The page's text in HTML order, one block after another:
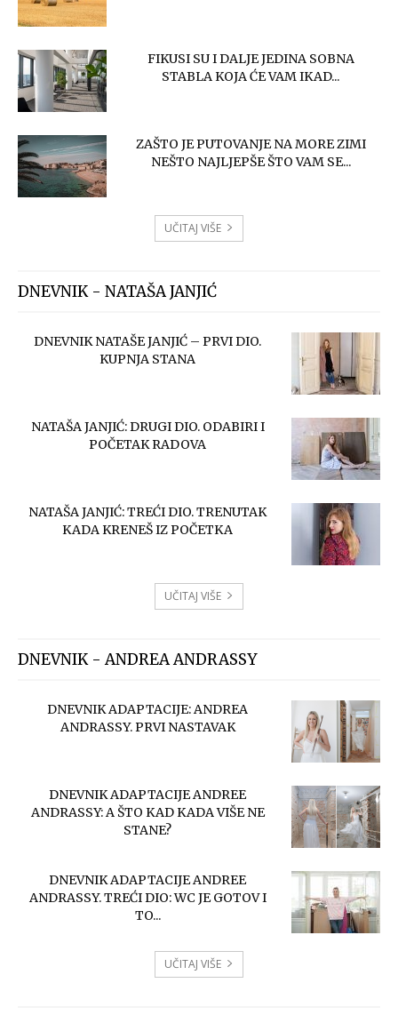
FIKUSI SU I DALJE JEDINA SOBNA
STABLA KOJA ĆE VAM IKAD...
ZAŠTO JE PUTOVANJE NA MORE ZIMI
NEŠTO NAJLJEPŠE ŠTO VAM SE...
UČITAJ VIŠE
DNEVNIK - NATAŠA JANJIĆ
DNEVNIK NATAŠE JANJIĆ – PRVI DIO.
KUPNJA STANA
NATAŠA JANJIĆ: DRUGI DIO. ODABIRI I
POČETAK RADOVA
NATAŠA JANJIĆ: TREĆI DIO. TRENUTAK
KADA KRENEŠ IZ POČETKA
UČITAJ VIŠE
DNEVNIK - ANDREA ANDRASSY
DNEVNIK ADAPTACIJE: ANDREA
ANDRASSY. PRVI NASTAVAK
DNEVNIK ADAPTACIJE ANDREE
ANDRASSY: A ŠTO KAD KADA VIŠE NE
STANE?
DNEVNIK ADAPTACIJE ANDREE
ANDRASSY. TREĆI DIO: WC JE GOTOV I
TO...
UČITAJ VIŠE